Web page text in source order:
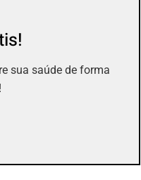
sua saúde de forma